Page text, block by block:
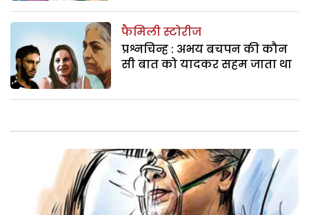
फैमिली स्टोरीज
प्रश्नचिन्ह : अभय बचपन की कौन
सी बात को यादकर सहम जाता था